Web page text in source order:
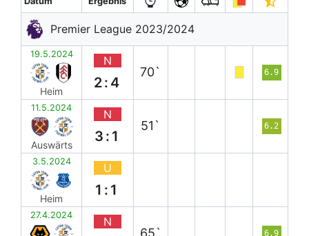
Premier League 2023/2024
19.5.2024
Heim
N
2:4
70` 6.9
11.5.2024
Auswärts
N
3:1
51` 6.2
3.5.2024
Heim
U
1:1
27.4.2024 N
65` 6.9